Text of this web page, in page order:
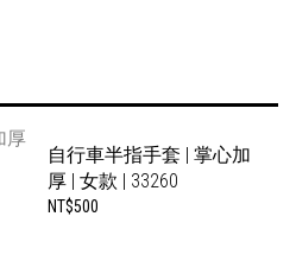
自行車半指手套 | 掌心加
厚 | 女款 | 33260
NT$500